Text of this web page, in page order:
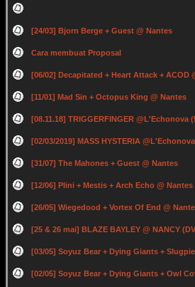
[24/03] Bjorn Berge + Guest @ Nantes
Cara membuat Proposal
[06/02] Decapitated + Heart Attack + ACOD
[11/01] Mad Sin + Octopus King @ Nantes
[08.11.18] TRIGGERFINGER @L'Echonova
[02/03/2019] MASS HYSTERIA
[31/07] The Mahones + Guest @ Nantes
[12/06] Plini + Mestis + Arch Echo @ Nantes
[26/05] Wiegedood + Vortex Of End @
[25 & 26 mai] BLAZE BAYLEY @ NANCY
[03/05] Soyuz Bear + Dying Giants +
[02/05] Soyuz Bear + Dying Giants + Owl